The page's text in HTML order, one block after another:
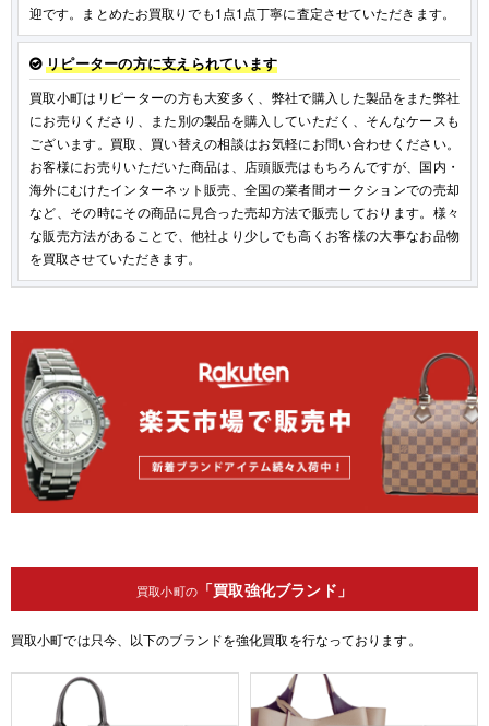
迎です。まとめたお買取りでも1点1点丁寧に査定させていただきます。
リピーターの方に支えられています
買取小町はリピーターの方も大変多く、弊社で購入した製品をまた弊社
にお売りくださり、また別の製品を購入していただく、そんなケースも
ございます。買取、買い替えの相談はお気軽にお問い合わせください。
お客様にお売りいただいた商品は、店頭販売はもちろんですが、国内・
海外にむけたインターネット販売、全国の業者間オークションでの売却
など、その時にその商品に見合った売却方法で販売しております。様々
な販売方法があることで、他社より少しでも高くお客様の大事なお品物
を買取させていただきます。
買取小町の「買取強化ブランド」
買取小町では只今、以下のブランドを強化買取を行なっております。